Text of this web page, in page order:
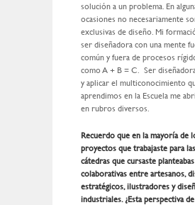
solución a un problema. En
ocasiones no necesariamente
exclusivas de diseño. Mi
ser diseñadora con una mente
común y fuera de procesos
como A + B = C. Ser
y aplicar el multiconocimiento
aprendimos en la Escuela me
en rubros diversos.
Recuerdo que en la mayoría de
proyectos que trabajaste para
cátedras que cursaste
colaborativas entre artesanos,
estratégicos, ilustradores y
industriales. ¿Esta perspectiva